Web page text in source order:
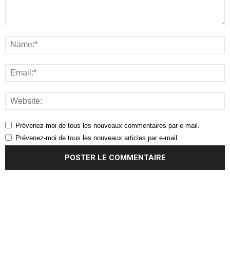
Prévenez-moi de tous les nouveaux commentaires par e-mail.
Prévenez-moi de tous les nouveaux articles par e-mail.